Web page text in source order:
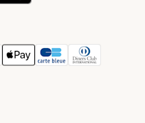
Method
Apple Pay Payment Method
Carte bleue Payment
Diners club